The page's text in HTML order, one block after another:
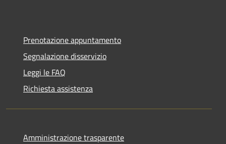
Prenotazione appuntamento
Segnalazione disservizio
Leggi le FAQ
Richiesta assistenza
Amministrazione trasparente